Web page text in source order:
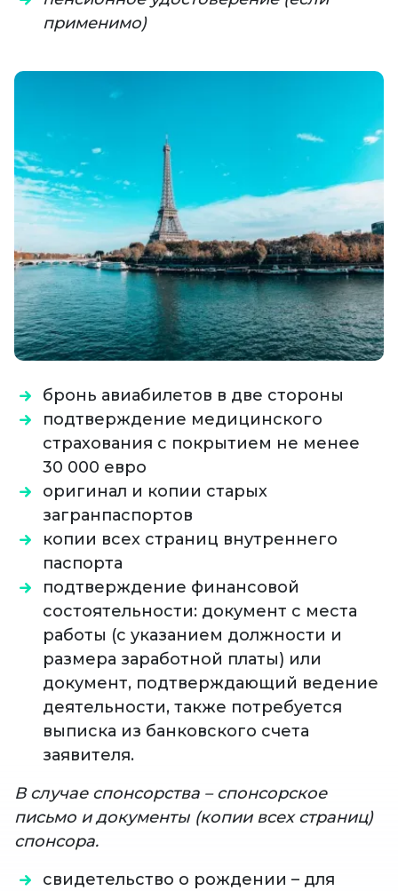
применимо)
бронь авиабилетов в две стороны
подтверждение медицинского
страхования с покрытием не менее
30 000 евро
оригинал и копии старых
загранпаспортов
копии всех страниц внутреннего
паспорта
подтверждение финансовой
состоятельности: документ с места
работы (с указанием должности и
размера заработной платы) или
документ, подтверждающий ведение
деятельности, также потребуется
выписка из банковского счета
заявителя.
В случае спонсорства – спонсорское
письмо и документы (копии всех страниц)
спонсора.
свидетельство о рождении – для